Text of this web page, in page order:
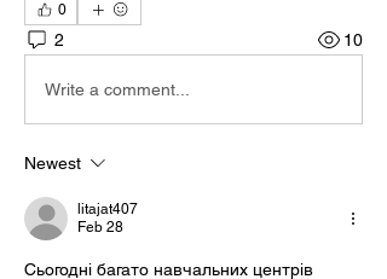
0
2 10
Write a comment...
Newest
litajat407
Feb 28
Сьогодні багато навчальних центрів